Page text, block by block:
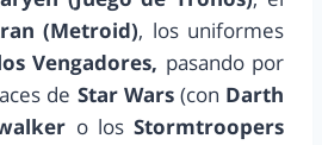
(Metroid), los uniformes
Vengadores, pasando por
de Star Wars(con Darth
o losStormtroopers